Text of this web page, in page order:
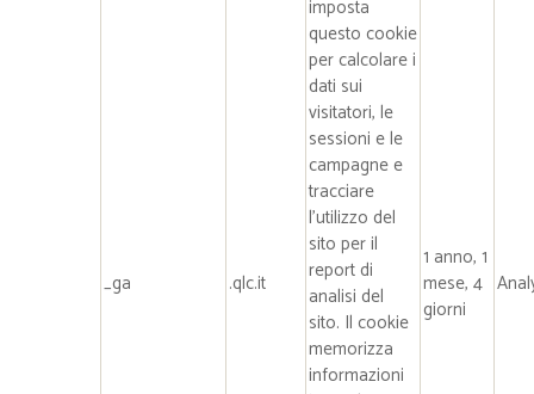
_ga .qlc.it
imposta
questo cookie
per calcolare i
dati sui
visitatori, le
sessioni e le
campagne e
tracciare
l’utilizzo del
sito per il
report di
analisi del
sito. Il cookie
memorizza
informazioni
1 anno, 1
mese, 4
giorni